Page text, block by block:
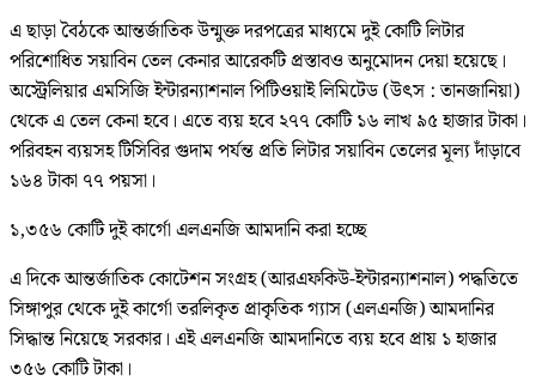
এ ছাড়া বৈঠকে আন্তর্জাতিক উন্মুক্ত দরপত্রের মাধ্যমে দুই কোটি লিটার
পরিশোধিত সয়াবিন তেল কেনার আরেকটি প্রস্তাবও অনুমোদন দেয়া হয়েছে।
অস্ট্রেলিয়ার এমসিজি ইন্টারন্যাশনাল পিটিওয়াই লিমিটেড (উৎস : তানজানিয়া)
থেকে এ তেল কেনা হবে। এতে ব্যয় হবে ২৭৭ কোটি ১৬ লাখ ৯৫ হাজার টাকা।
পরিবহন ব্যয়সহ টিসিবির গুদাম পর্যন্ত প্রতি লিটার সয়াবিন তেলের মূল্য দাঁড়াবে
১৬৪ টাকা ৭৭ পয়সা।
১,৩৫৬ কোটি দুই কার্গো এলএনজি আমদানি করা হচ্ছে
এ দিকে আন্তর্জাতিক কোটেশন সংগ্রহ (আরএফকিউ-ইন্টারন্যাশনাল) পদ্ধতিতে
সিঙ্গাপুর থেকে দুই কার্গো তরলিকৃত প্রাকৃতিক গ্যাস (এলএনজি) আমদানির
সিদ্ধান্ত নিয়েছে সরকার। এই এলএনজি আমদানিতে ব্যয় হবে প্রায় ১ হাজার
৩৫৬ কোটি টাকা।